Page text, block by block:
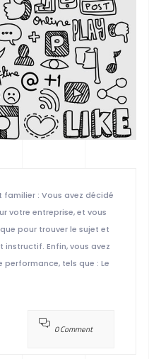
: Vous avez décidé
votre entreprise, et vous
pour trouver le sujet et
instructif. Enfin, vous avez
tels que : Le
0 Comment